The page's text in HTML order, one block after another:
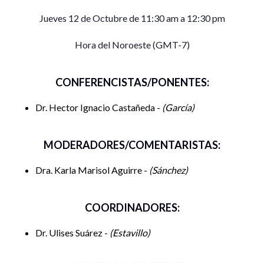
Jueves 12 de Octubre de 11:30 am a 12:30 pm
Hora del Noroeste (GMT-7)
CONFERENCISTAS/PONENTES:
Dr. Hector Ignacio Castañeda - García
MODERADORES/COMENTARISTAS:
Dra. Karla Marisol Aguirre - Sánchez
COORDINADORES:
Dr. Ulises Suárez - Estavillo